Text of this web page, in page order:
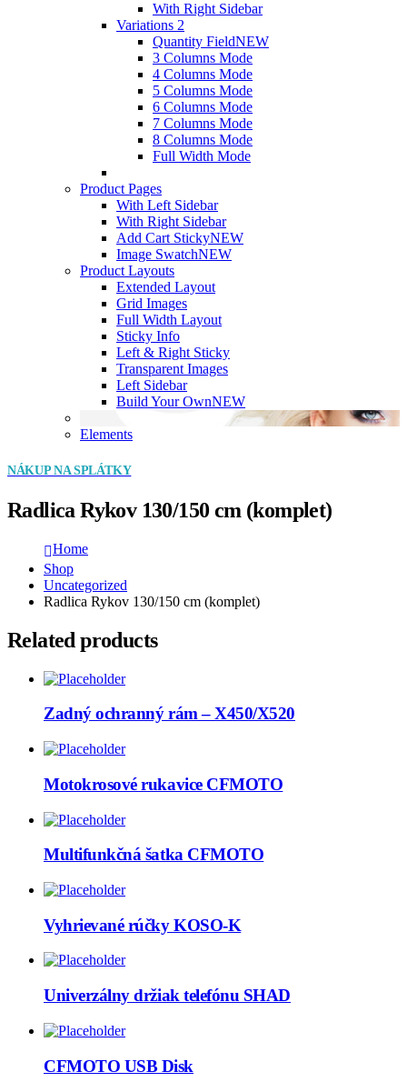
With Right Sidebar
Variations 2
Quantity FieldNEW
3 Columns Mode
4 Columns Mode
5 Columns Mode
6 Columns Mode
7 Columns Mode
8 Columns Mode
Full Width Mode
Product Pages
With Left Sidebar
With Right Sidebar
Add Cart StickyNEW
Image SwatchNEW
Product Layouts
Extended Layout
Grid Images
Full Width Layout
Sticky Info
Left & Right Sticky
Transparent Images
Left Sidebar
Build Your OwnNEW
Elements
NÁKUP NA SPLÁTKY
Radlica Rykov 130/150 cm (komplet)
Home
Shop
Uncategorized
Radlica Rykov 130/150 cm (komplet)
Related products
Zadný ochranný rám – X450/X520
Motokrosové rukavice CFMOTO
Multifunkčná šatka CFMOTO
Vyhrievané rúčky KOSO-K
Univerzálny držiak telefónu SHAD
CFMOTO USB Disk